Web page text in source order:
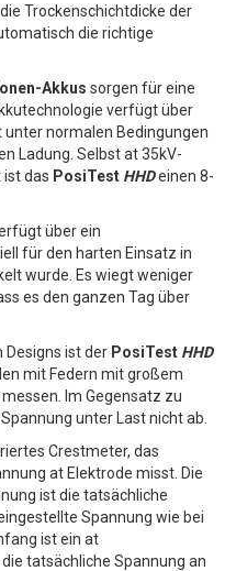
Trockenschichtdicke der
die richtige
Akkus sorgen für eine
verfügt über
normalen Bedingungen
Ladung. Selbst at 35kV-
das PosiTest HHDeinen 8-
über ein
für den harten Einsatz in
wurde. Es wiegt weniger
es den ganzen Tag über
Designs ist der PosiTest HHD
mit Federn mit großem
Im Gegensatz zu
unter Last nicht ab.
Crestmeter, das
at Elektrode misst. Die
ist die tatsächliche
Spannung wie bei
ist ein at
tatsächliche Spannung an